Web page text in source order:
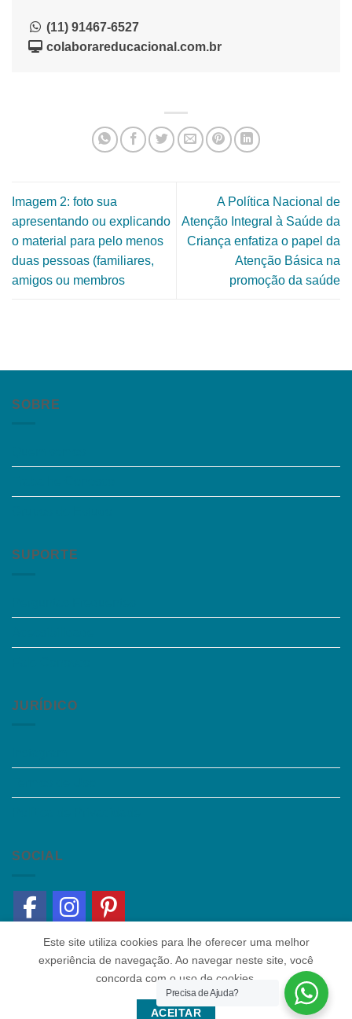
(11) 91467-6527
colaborareducacional.com.br
Imagem 2: foto sua
apresentando ou explicando
o material para pelo menos
duas pessoas (familiares,
amigos ou membros
A Política Nacional de
Atenção Integral à Saúde da
Criança enfatiza o papel da
Atenção Básica na
promoção da saúde
SOBRE
SUPORTE
JURÍDICO
SOCIAL
Política de Privacidade
Contato
Precisa de Ajuda?
Este site utiliza cookies para lhe oferecer uma melhor
experiência de navegação. Ao navegar neste site, você
concorda com o uso de cookies.
ACEITAR